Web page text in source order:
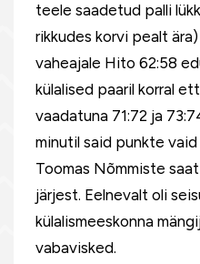
teele saadetud palli
rikkudes korvi pealt
vaheajale Hito 62:58
külalised paaril korral
vaadatuna 71:72 ja
minutil said punkte
Toomas Nõmmiste
järjest. Eelnevalt oli
külalismeeskonna
vabavisked.